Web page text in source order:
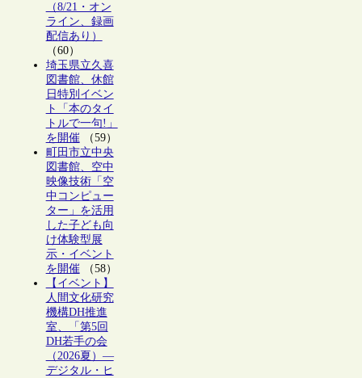
（8/21・オン
ライン、録画
配信あり）
（60）
埼玉県立久喜
図書館、休館
日特別イベン
ト「本のタイ
トルで一句!」
を開催（59）
町田市立中央
図書館、空中
映像技術「空
中コンピュー
ター」を活用
した子ども向
け体験型展
示・イベント
を開催（58）
【イベント】
人間文化研究
機構DH推進
室、「第5回
DH若手の会
（2026夏）―
デジタル・ヒ